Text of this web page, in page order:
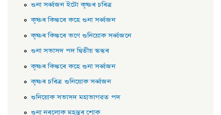
শুনা সৰ্ব্বজন ইটাে কৃষ্ণৰ চৰিত্ৰ
কৃষ্ণৰ কিঙ্কৰে কহে শুনা সৰ্ব্বজন
কৃষ্ণৰ কিঙ্কৰে ভণে শুনিয়োক সৰ্ব্বজনে
শুনা সভাসদ পদ দ্বিতীয় স্কন্ধৰ
কৃষ্ণৰ কিঙ্কৰে কহে শুনা সৰ্ব্বজন
কৃষ্ণৰ চৰিত্ৰ শুনিয়োক সৰ্ব্বজন
শুনিয়োক সভাসদ মহাভাগৱত পদ
শুনা নৰলোক মহন্তৰ শোক